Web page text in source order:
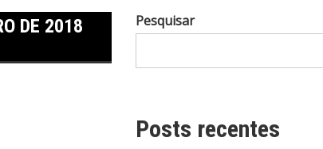
DE 2018
Pesquisar
Posts recentes